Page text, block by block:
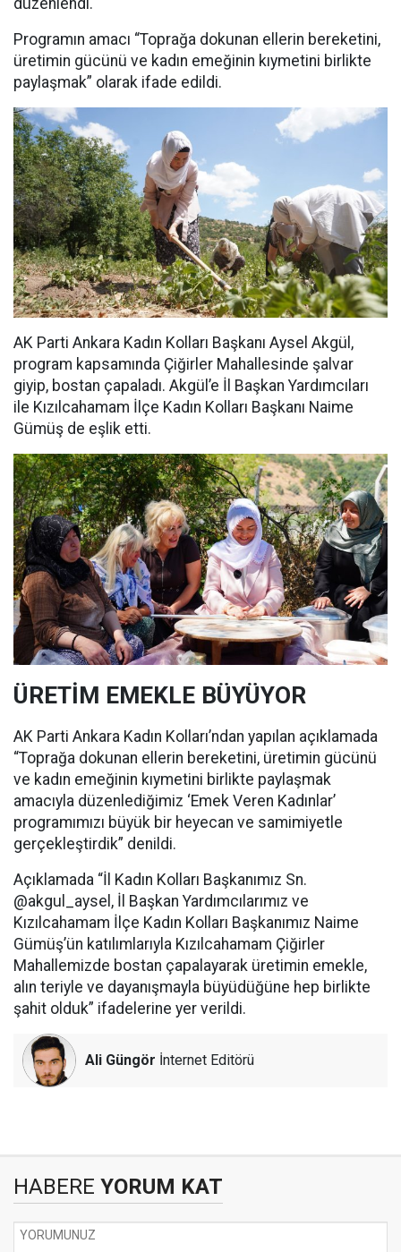
düzenlendi.
Programın amacı “Toprağa dokunan ellerin bereketini,
üretimin gücünü ve kadın emeğinin kıymetini birlikte
paylaşmak” olarak ifade edildi.
AK Parti Ankara Kadın Kolları Başkanı Aysel Akgül,
program kapsamında Çiğirler Mahallesinde şalvar
giyip, bostan çapaladı. Akgül’e İl Başkan Yardımcıları
ile Kızılcahamam İlçe Kadın Kolları Başkanı Naime
Gümüş de eşlik etti.
ÜRETİM EMEKLE BÜYÜYOR
AK Parti Ankara Kadın Kolları’ndan yapılan açıklamada
“Toprağa dokunan ellerin bereketini, üretimin gücünü
ve kadın emeğinin kıymetini birlikte paylaşmak
amacıyla düzenlediğimiz ‘Emek Veren Kadınlar’
programımızı büyük bir heyecan ve samimiyetle
gerçekleştirdik” denildi.
Açıklamada “İl Kadın Kolları Başkanımız Sn.
@akgul_aysel, İl Başkan Yardımcılarımız ve
Kızılcahamam İlçe Kadın Kolları Başkanımız Naime
Gümüş’ün katılımlarıyla Kızılcahamam Çiğirler
Mahallemizde bostan çapalayarak üretimin emekle,
alın teriyle ve dayanışmayla büyüdüğüne hep birlikte
şahit olduk” ifadelerine yer verildi.
Ali Güngör İnternet Editörü
HABERE YORUM KAT